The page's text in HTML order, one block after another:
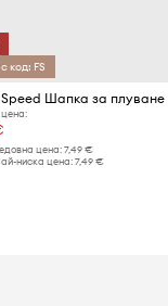
код: FS
Шапка за плуване
цена: 7,49 €
ниска цена: 7,49 €